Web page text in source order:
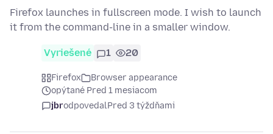
Firefox launches in fullscreen mode. I wish to launch
it from the command-line in a smaller window.
Vyriešené 1 20
Firefox
Browser appearance
opýtané Pred 1 mesiacom
jbrodpovedalPred 3 týždňami